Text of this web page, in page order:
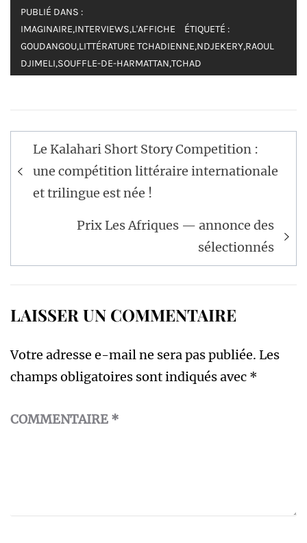
PUBLIÉ DANS :
IMAGINAIRE,INTERVIEWS,L'AFFICHE
ÉTIQUETÉ :
GOUDANGOU,LITTÉRATURE TCHADIENNE,NDJEKERY,RAOUL
DJIMELI,SOUFFLE-DE-HARMATTAN,TCHAD
Navigation
de
l’article
Le Kalahari Short Story Competition :
une compétition littéraire internationale
et trilingue est née !
Prix Les Afriques — annonce des
sélectionnés
LAISSER UN COMMENTAIRE
Votre adresse e-mail ne sera pas publiée. Les
champs obligatoires sont indiqués avec *
COMMENTAIRE *